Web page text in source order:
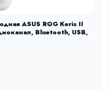
ASUS ROG Keris II
Bluetooth, USB,